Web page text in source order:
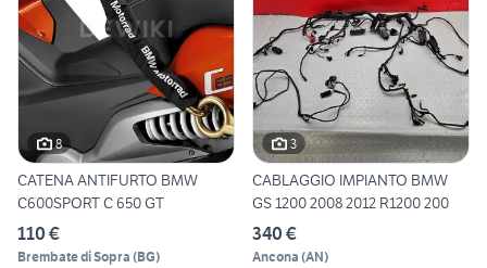
8
CATENA ANTIFURTO BMW
C600SPORT C 650 GT
110 €
Brembate di Sopra (BG)
3
CABLAGGIO IMPIANTO BMW
GS 1200 2008 2012 R1200 200
340 €
Ancona (AN)